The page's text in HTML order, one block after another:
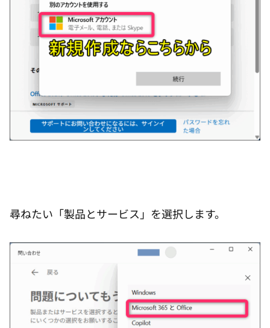
尋ねたい「製品とサービス」を選択します。